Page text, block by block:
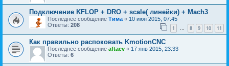
Подключение KFLOP + DRO + scale( линейки) + Mach3
Последнее сообщение Тима « 10 июн 2015, 07:45
Ответы: 208 1 … 8 9 10 11
Как правильно распоковать KmotionCNC
Последнее сообщение aftaev « 17 янв 2015, 23:33
Ответы: 6